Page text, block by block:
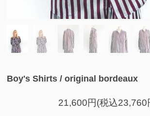
Boy's Shirts / original bordeaux
21,600円(税込23,760